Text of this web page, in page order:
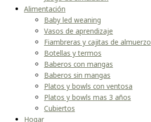
Alimentación
Baby led weaning
Vasos de aprendizaje
Fiambreras y cajitas de almuerzo
Botellas y termos
Baberos con mangas
Baberos sin mangas
Platos y bowls con ventosa
Platos y bowls mas 3 años
Cubiertos
Hogar